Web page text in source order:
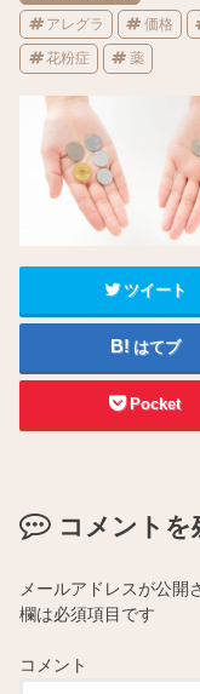
アレグラ 価格
花粉症 薬
ツイート
はてブ
Pocket
コメントを
メールアドレスが公開
欄は必須項目です
コメント